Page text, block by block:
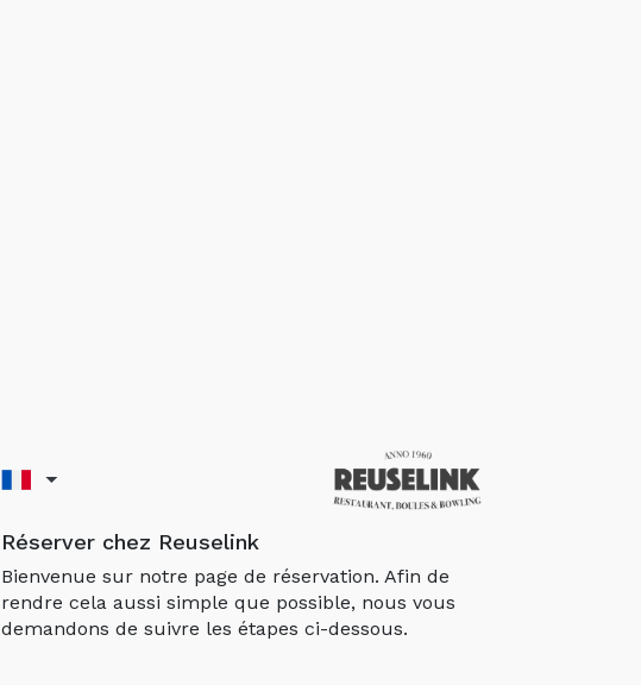
Réserver chez Reuselink
Bienvenue sur notre page de réservation. Afin de
rendre cela aussi simple que possible, nous vous
demandons de suivre les étapes ci-dessous.